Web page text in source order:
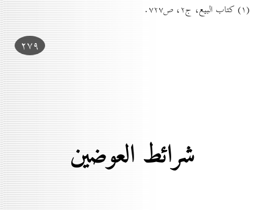
(۱) كتاب البيع، ج۲، ص۷۲۷.
۲۷۹
شرائط العوضين